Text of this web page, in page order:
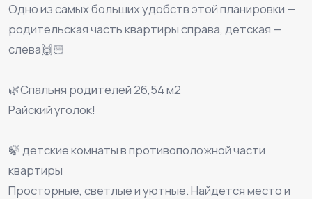
Одно из самых больших удобств этой планировки —
родительская часть квартиры справа, детская —
слева🙌🏻
🌿Спальня родителей 26,54 м2
Райский уголок!
🍃 детские комнаты в противоположной части
квартиры ⠀
Просторные, светлые и уютные. Найдется место и